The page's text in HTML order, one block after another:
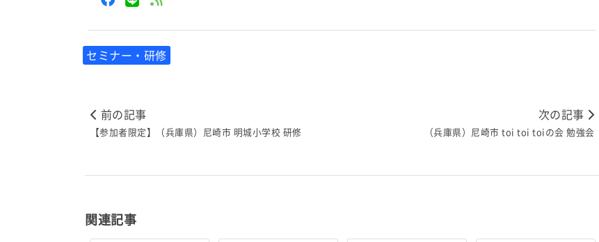
セミナー・研修
前の記事
【参加者限定】（兵庫県）尼崎市 明城小学校 研修
次の記事
（兵庫県）尼崎市 toi toi toiの会 勉強会
関連記事